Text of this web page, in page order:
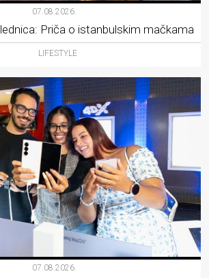
07.08.2026.
Priča o istanbulskim mačkama
LIFESTYLE
07.08.2026.